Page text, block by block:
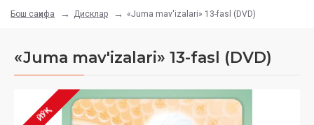
Бош саҳифа Дисклар «Juma mav'izalari» 13-fasl (DVD)
«Juma mav'izalari» 13-fasl (DVD)
ЙЎҚ